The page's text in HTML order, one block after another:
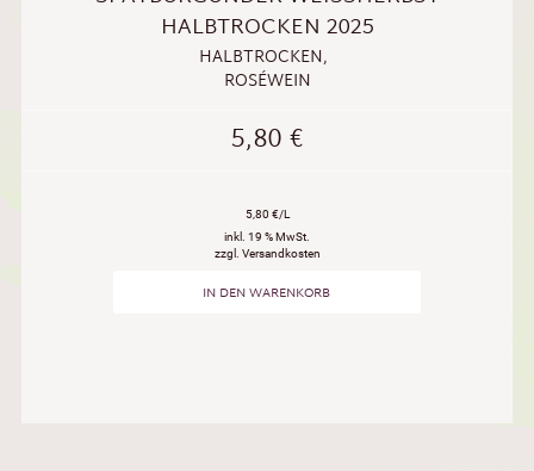
ALBTROCKEN 2025
HALBTROCKEN,
ROSÉWEIN
5,80€
5,80 €/L
inkl. 19 % MwSt.
zzgl. Versandkosten
IN DEN WARENKORB